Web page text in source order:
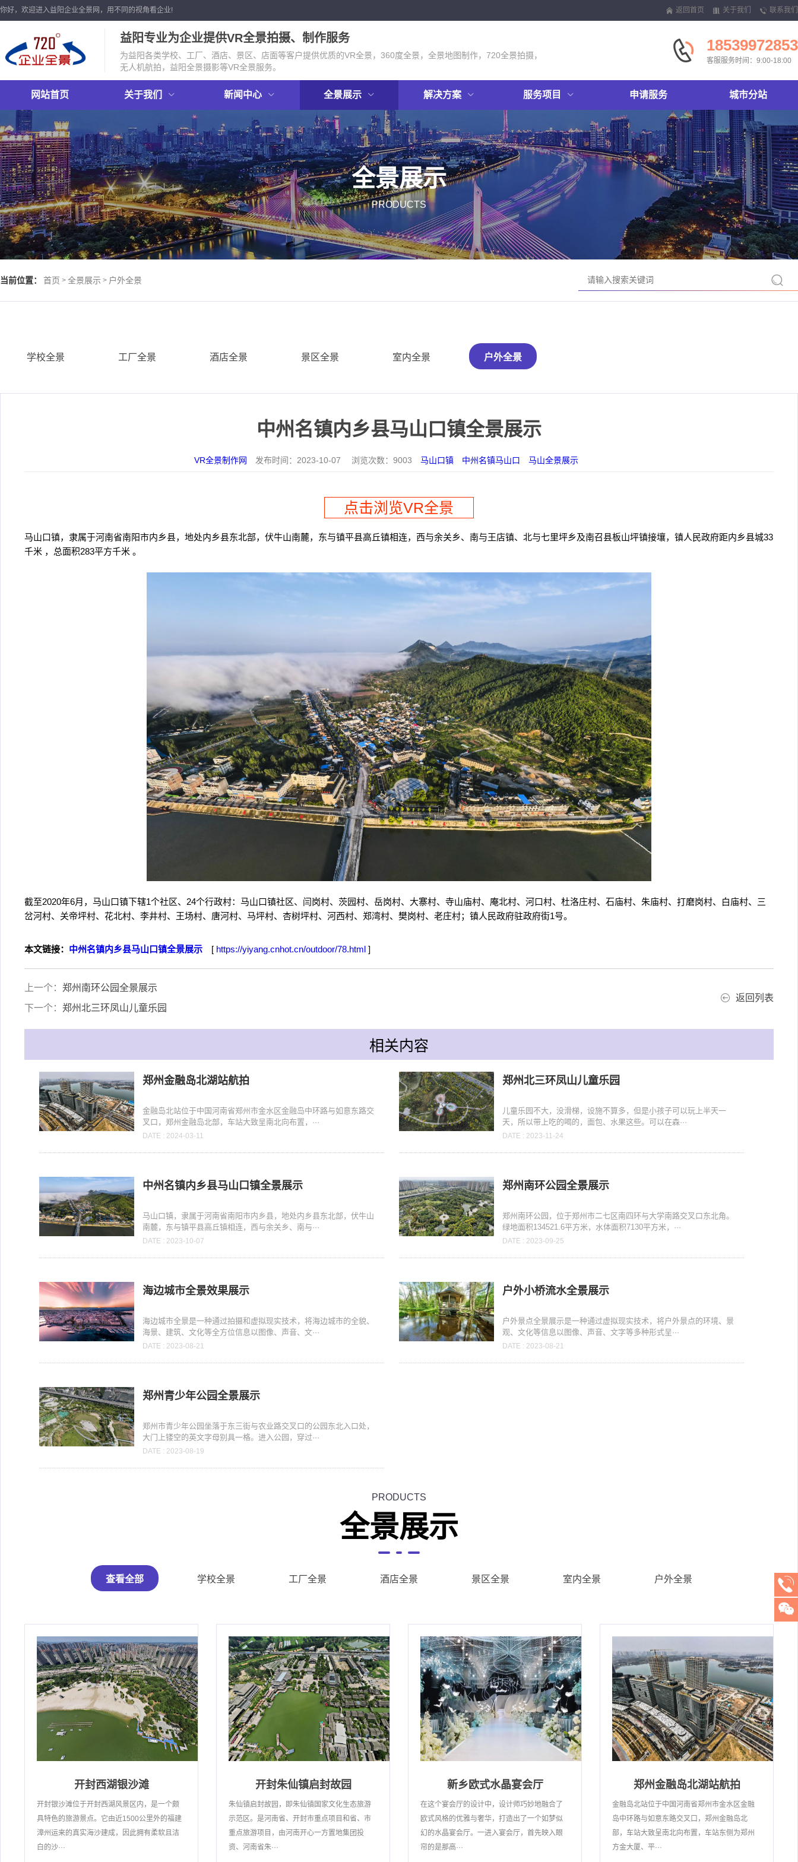
你好，欢迎进入益阳企业全景网，用不同的视角看企业! 返回首页 关于我们 联系我们
益阳专业为企业提供VR全景拍摄、制作服务
为益阳各类学校、工厂、酒店、景区、店面等客户提供优质的VR全景，360度全景，全景地图制作，720全景拍摄，
无人机航拍，益阳全景摄影等VR全景服务。
18539972853
客服服务时间：9:00-18:00
网站首页 关于我们 新闻中心 全景展示 解决方案 服务项目 申请服务 城市分站
全景展示
PRODUCTS
当前位置： 首页 > 全景展示 > 户外全景
学校全景 工厂全景 酒店全景 景区全景 室内全景 户外全景
中州名镇内乡县马山口镇全景展示
VR全景制作网 发布时间： 2023-10-07 浏览次数： 9003 马山口镇 中州名镇马山口 马山全景展示
点击浏览VR全景
马山口镇，隶属于河南省南阳市内乡县，地处内乡县东北部，伏牛山南麓，东与镇平县高丘镇相连，西与余关乡、南与王店镇、北与七里坪乡及南召县板山坪镇接壤，镇人民政府距内乡县城33
千米 ，总面积283平方千米 。
截至2020年6月，马山口镇下辖1个社区、24个行政村：马山口镇社区、闫岗村、茨园村、岳岗村、大寨村、寺山庙村、庵北村、河口村、杜洛庄村、石庙村、朱庙村、打磨岗村、白庙村、三
岔河村、关帝坪村、花北村、李井村、王场村、唐河村、马坪村、杏树坪村、河西村、郑湾村、樊岗村、老庄村；镇人民政府驻政府街1号。
本文链接： 中州名镇内乡县马山口镇全景展示 [ https://yiyang.cnhot.cn/outdoor/78.html ]
上一个： 郑州南环公园全景展示
下一个： 郑州北三环凤山儿童乐园
返回列表
相关内容
郑州金融岛北湖站航拍
金融岛北站位于中国河南省郑州市金水区金融岛中环路与如意东路交
叉口，郑州金融岛北部，车站大致呈南北向布置，···
DATE : 2024-03-11
郑州北三环凤山儿童乐园
儿童乐园不大，没滑梯，设施不算多，但是小孩子可以玩上半天一
天，所以带上吃的喝的，面包、水果这些。可以在森···
DATE : 2023-11-24
中州名镇内乡县马山口镇全景展示
马山口镇，隶属于河南省南阳市内乡县，地处内乡县东北部，伏牛山
南麓，东与镇平县高丘镇相连，西与余关乡、南与···
DATE : 2023-10-07
郑州南环公园全景展示
郑州南环公园，位于郑州市二七区南四环与大学南路交叉口东北角。
绿地面积134521.6平方米，水体面积7130平方米，···
DATE : 2023-09-25
海边城市全景效果展示
海边城市全景是一种通过拍摄和虚拟现实技术，将海边城市的全貌、
海景、建筑、文化等全方位信息以图像、声音、文···
DATE : 2023-08-21
户外小桥流水全景展示
户外景点全景展示是一种通过虚拟现实技术，将户外景点的环境、景
观、文化等信息以图像、声音、文字等多种形式呈···
DATE : 2023-08-21
郑州青少年公园全景展示
郑州市青少年公园坐落于东三街与农业路交叉口的公园东北入口处，
大门上镂空的英文字母别具一格。进入公园，穿过···
DATE : 2023-08-19
PRODUCTS
全景展示
查看全部 学校全景 工厂全景 酒店全景 景区全景 室内全景 户外全景
开封西湖银沙滩
开封银沙滩位于开封西湖风景区内，是一个颇
具特色的旅游景点。它由近1500公里外的福建
漳州运来的真实海沙建成，因此拥有柔软且洁
白的沙···
开封朱仙镇启封故园
朱仙镇启封故园，即朱仙镇国家文化生态旅游
示范区。是河南省、开封市重点项目和省、市
重点旅游项目，由河南开心一方置地集团投
资、河南省朱···
新乡欧式水晶宴会厅
在这个宴会厅的设计中，设计师巧妙地融合了
欧式风格的优雅与奢华，打造出了一个如梦似
幻的水晶宴会厅。一进入宴会厅，首先映入眼
帘的是那高···
郑州金融岛北湖站航拍
金融岛北站位于中国河南省郑州市金水区金融
岛中环路与如意东路交叉口，郑州金融岛北
部，车站大致呈南北向布置，车站东侧为郑州
方金大厦、平···